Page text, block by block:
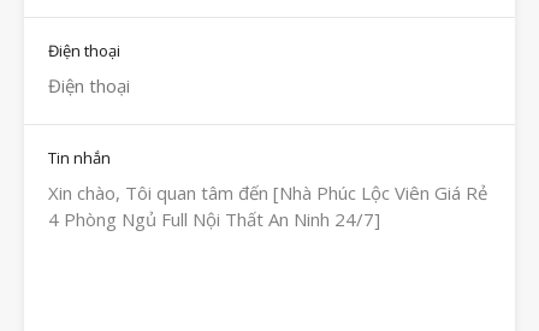
Điện thoại
Tin nhắn